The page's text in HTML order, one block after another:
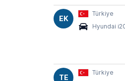
EK
Türkiye
Hyundai
TE
Türkiye